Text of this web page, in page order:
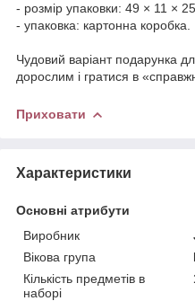
- розмір упаковки: 49 × 11 ×
- упаковка: картонна коробка.
Чудовий варіант подарунка
дорослим і гратися в
Приховати
Характеристики
Основні атрибути
Виробник
Вікова група
Кількість предметів в
наборі